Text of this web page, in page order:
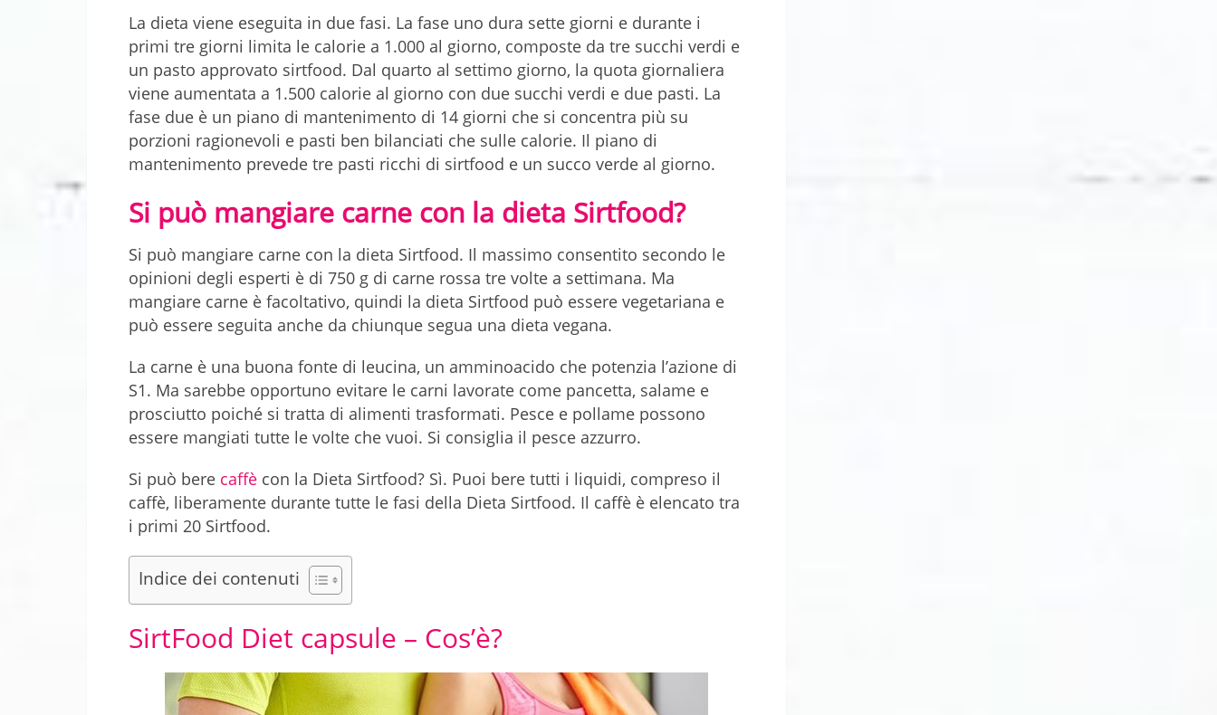
La dieta viene eseguita in due fasi. La fase uno dura sette giorni e durante i
primi tre giorni limita le calorie a 1.000 al giorno, composte da tre succhi verdi e
un pasto approvato sirtfood. Dal quarto al settimo giorno, la quota giornaliera
viene aumentata a 1.500 calorie al giorno con due succhi verdi e due pasti. La
fase due è un piano di mantenimento di 14 giorni che si concentra più su
porzioni ragionevoli e pasti ben bilanciati che sulle calorie. Il piano di
mantenimento prevede tre pasti ricchi di sirtfood e un succo verde al giorno.
Si può mangiare carne con la dieta Sirtfood?
Si può mangiare carne con la dieta Sirtfood. Il massimo consentito secondo le
opinioni degli esperti è di 750 g di carne rossa tre volte a settimana. Ma
mangiare carne è facoltativo, quindi la dieta Sirtfood può essere vegetariana e
può essere seguita anche da chiunque segua una dieta vegana.
La carne è una buona fonte di leucina, un amminoacido che potenzia l’azione di
S1. Ma sarebbe opportuno evitare le carni lavorate come pancetta, salame e
prosciutto poiché si tratta di alimenti trasformati. Pesce e pollame possono
essere mangiati tutte le volte che vuoi. Si consiglia il pesce azzurro.
Si può bere caffè con la Dieta Sirtfood? Sì. Puoi bere tutti i liquidi, compreso il
caffè, liberamente durante tutte le fasi della Dieta Sirtfood. Il caffè è elencato tra
i primi 20 Sirtfood.
Indice dei contenuti
SirtFood Diet capsule – Cos’è?